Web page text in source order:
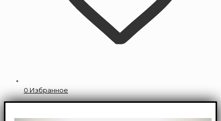
0 Избранное